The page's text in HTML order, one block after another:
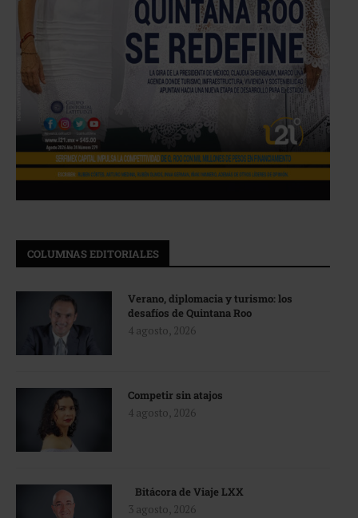
COLUMNAS EDITORIALES
Verano, diplomacia y turismo: los
desafíos de Quintana Roo
4 agosto, 2026
Competir sin atajos
4 agosto, 2026
Bitácora de Viaje LXX
3 agosto, 2026